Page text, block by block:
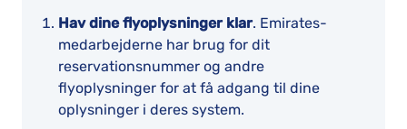
Hav dine flyoplysninger klar. Emirates-
medarbejderne har brug for dit
reservationsnummer og andre
flyoplysninger for at få adgang til dine
oplysninger i deres system.